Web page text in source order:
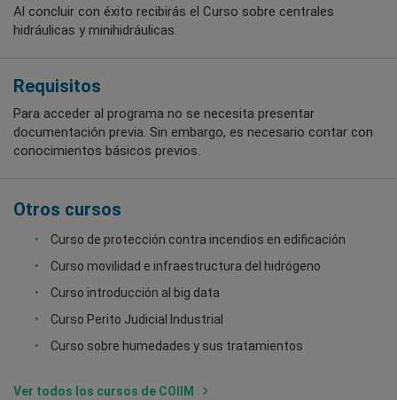
Al concluir con éxito recibirás el Curso sobre centrales
hidráulicas y minihidráulicas.
Requisitos
Para acceder al programa no se necesita presentar
documentación previa. Sin embargo, es necesario contar con
conocimientos básicos previos.
Otros cursos
Curso de protección contra incendios en edificación
Curso movilidad e infraestructura del hidrógeno
Curso introducción al big data
Curso Perito Judicial Industrial
Curso sobre humedades y sus tratamientos
Ver todos los cursos de COIIM